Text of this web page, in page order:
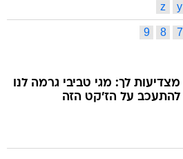
y
z
7
8
9
מצדיעות לך: מגי טביבי גרמה לנו
להתעכב על הז'קט הזה